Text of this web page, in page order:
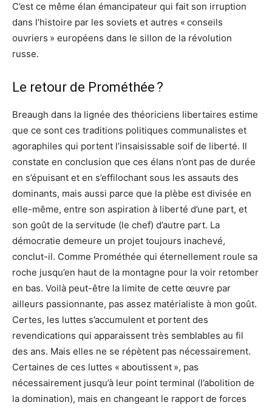
C’est ce même élan émancipateur qui fait son irruption
dans l’histoire par les soviets et autres « conseils
ouvriers » européens dans le sillon de la révolution
russe.
Le retour de Prométhée ?
Breaugh dans la lignée des théoriciens libertaires estime
que ce sont ces traditions politiques communalistes et
agoraphiles qui portent l’insaisissable soif de liberté. Il
constate en conclusion que ces élans n’ont pas de durée
en s’épuisant et en s’effilochant sous les assauts des
dominants, mais aussi parce que la plèbe est divisée en
elle-même, entre son aspiration à liberté d’une part, et
son goût de la servitude (le chef) d’autre part. La
démocratie demeure un projet toujours inachevé,
conclut-il. Comme Prométhée qui éternellement roule sa
roche jusqu’en haut de la montagne pour la voir retomber
en bas. Voilà peut-être la limite de cette œuvre par
ailleurs passionnante, pas assez matérialiste à mon goût.
Certes, les luttes s’accumulent et portent des
revendications qui apparaissent très semblables au fil
des ans. Mais elles ne se répètent pas nécessairement.
Certaines de ces luttes « aboutissent », pas
nécessairement jusqu’à leur point terminal (l’abolition de
la domination), mais en changeant le rapport de forces